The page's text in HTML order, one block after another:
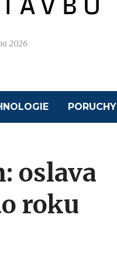
2026
PORUCHY
oslava
roku